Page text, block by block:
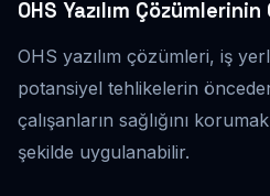
OHS Yazılım Çözümlerinin
OHS yazılım çözümleri, iş
potansiyel tehlikelerin
çalışanların sağlığını
şekilde uygulanabilir.